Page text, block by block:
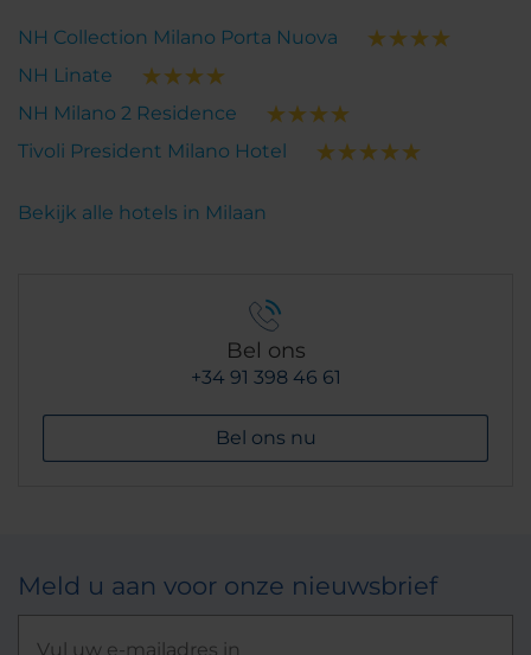
NH Collection Milano Porta Nuova
NH Linate
NH Milano 2 Residence
Tivoli President Milano Hotel
Bekijk alle hotels in Milaan
Bel ons
+34 91 398 46 61
Bel ons nu
Meld u aan voor onze nieuwsbrief